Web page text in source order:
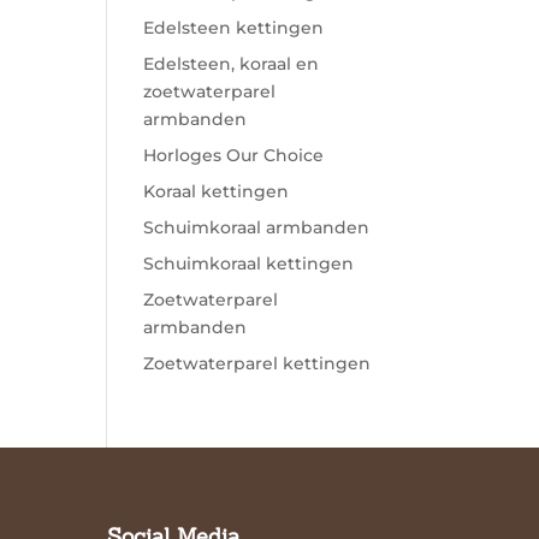
Edelsteen kettingen
Edelsteen, koraal en
zoetwaterparel
armbanden
Horloges Our Choice
Koraal kettingen
Schuimkoraal armbanden
Schuimkoraal kettingen
Zoetwaterparel
armbanden
Zoetwaterparel kettingen